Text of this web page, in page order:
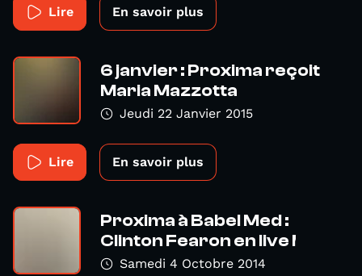
Lire En savoir plus
6 janvier : Proxima reçoit
Maria Mazzotta
Jeudi 22 Janvier 2015
Lire En savoir plus
Proxima à Babel Med :
Clinton Fearon en live !
Samedi 4 Octobre 2014